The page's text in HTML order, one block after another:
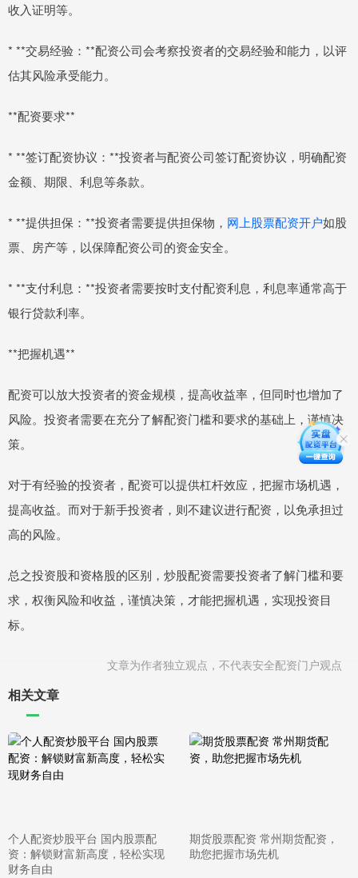
收入证明等。
* **交易经验：**配资公司会考察投资者的交易经验和能力，以评
估其风险承受能力。
**配资要求**
* **签订配资协议：**投资者与配资公司签订配资协议，明确配资
金额、期限、利息等条款。
* **提供担保：**投资者需要提供担保物， 网上股票配资开户如股
票、房产等，以保障配资公司的资金安全。
* **支付利息：**投资者需要按时支付配资利息，利息率通常高于
银行贷款利率。
**把握机遇**
配资可以放大投资者的资金规模，提高收益率，但同时也增加了
风险。投资者需要在充分了解配资门槛和要求的基础上，谨慎决
策。
对于有经验的投资者，配资可以提供杠杆效应，把握市场机遇，
提高收益。而对于新手投资者，则不建议进行配资，以免承担过
高的风险。
总之投资股和资格股的区别，炒股配资需要投资者了解门槛和要
求，权衡风险和收益，谨慎决策，才能把握机遇，实现投资目
标。
文章为作者独立观点，不代表安全配资门户观点
相关文章
个人配资炒股平台 国内股票配
资：解锁财富新高度，轻松实现
财务自由
期货股票配资 常州期货配资，
助您把握市场先机